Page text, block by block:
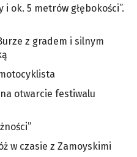
ok. 5 metrów głębokości”.
z gradem i silnym
otwarcie festiwalu
w czasie z Zamoyskimi